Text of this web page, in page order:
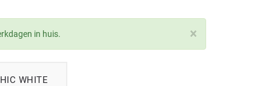
×
in huis.
WHITE